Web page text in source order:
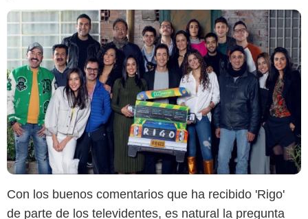
Con los buenos comentarios que ha recibido 'Rigo'
de parte de los televidentes, es natural la pregunta